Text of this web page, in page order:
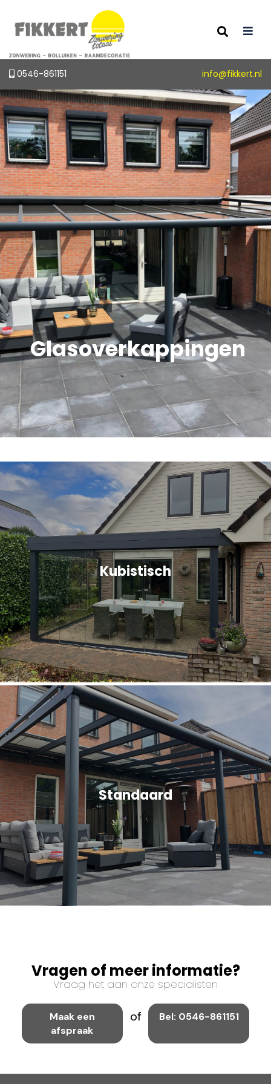
0546-861151 info@fikkert.nl
Glasoverkappingen
Kubistisch
Standaard
Vragen of meer informatie?
Vraag het aan onze specialisten
Maak een
afspraak
of Bel: 0546-861151